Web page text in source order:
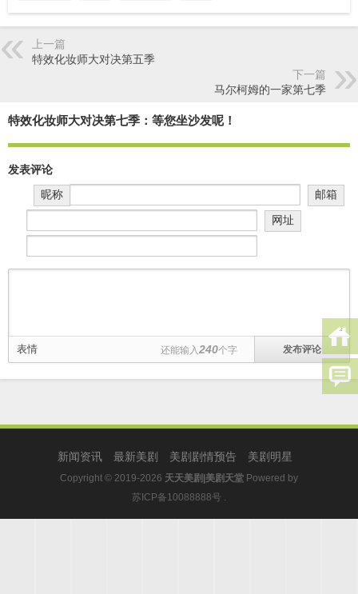
上一篇
特效化妆师大对决第五季
下一篇
马尔柯姆的一家第七季
特效化妆师大对决第七季：等您坐沙发呢！
发表评论
昵称
邮箱
网址
表情 还能输入240个字
新闻资讯 最新美剧 美剧剧情预告 美剧明星
Copyright © 2019-2026 天天美剧|美剧天堂 Powered by
苏ICP备10088888号